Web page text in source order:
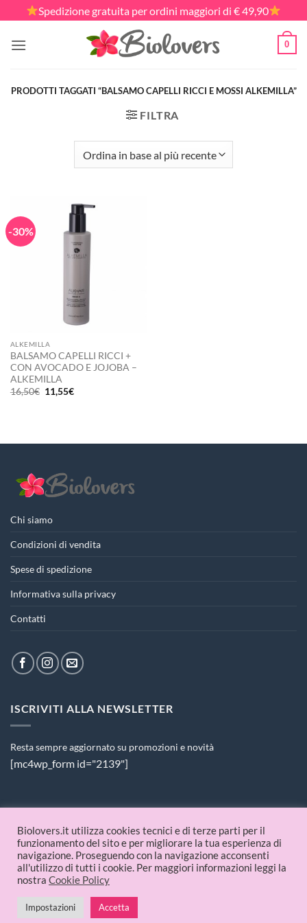
ai
contenuti
Spedizione gratuita per ordini maggiori di € 49,90
0
PRODOTTI TAGGATI “BALSAMO CAPELLI RICCI E MOSSI ALKEMILLA”
FILTRA
-30%
ALKEMILLA
BALSAMO CAPELLI RICCI +
CON AVOCADO E JOJOBA –
ALKEMILLA
16,50€ Il
prezzo
11,55€Il
Chi siamo
Condizioni di vendita
Spese di spedizione
Informativa sulla privacy
Contatti
ISCRIVITI ALLA NEWSLETTER
Resta sempre aggiornato su promozioni e novità
[mc4wp_form id="2139"]
PAGAMENTI ACCETTATI
© 2026 Biolovers.it | P.IVA 09336481214
Biolovers.it utilizza cookies tecnici e di terze parti per il
funzionamento del sito e per migliorare la tua esperienza di
navigazione. Proseguendo con la navigazione acconsenti
all'utilizzo di tutti i cookie. Per maggiori informazioni leggi la
nostra Cookie Policy
Impostazioni Accetta